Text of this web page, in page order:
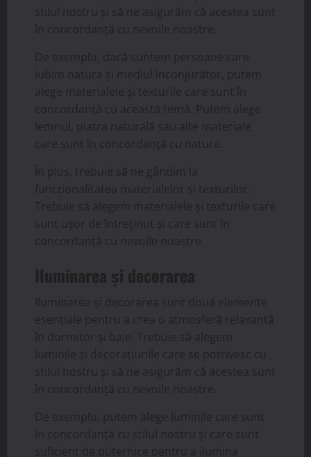
stilul nostru și să ne asigurăm că acestea sunt
în concordanță cu nevoile noastre.
De exemplu, dacă suntem persoane care
iubim natura și mediul înconjurător, putem
alege materialele și texturile care sunt în
concordanță cu această temă. Putem alege
lemnul, piatra naturală sau alte materiale
care sunt în concordanță cu natura.
În plus, trebuie să ne gândim la
funcționalitatea materialelor și texturilor.
Trebuie să alegem materialele și texturile care
sunt ușor de întreținut și care sunt în
concordanță cu nevoile noastre.
Iluminarea și decorarea
Iluminarea și decorarea sunt două elemente
esențiale pentru a crea o atmosferă relaxantă
în dormitor și baie. Trebuie să alegem
luminile și decorațiunile care se potrivesc cu
stilul nostru și să ne asigurăm că acestea sunt
în concordanță cu nevoile noastre.
De exemplu, putem alege luminile care sunt
în concordanță cu stilul nostru și care sunt
suficient de puternice pentru a ilumina